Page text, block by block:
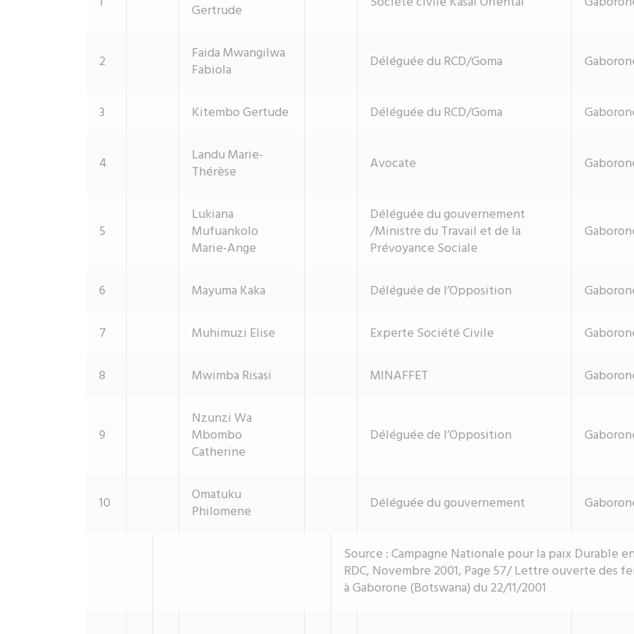
Gertrude
2
Faida Mwangilwa
Fabiola
Déléguée du RCD/Goma
3 Kitembo Gertude Déléguée du RCD/Goma
4
Landu Marie-
Thérèse
Avocate
5
Lukiana
Mufuankolo
Marie-Ange
Déléguée du gouvernement
/Ministre du Travail et de la
Prévoyance Sociale
6 Mayuma Kaka Déléguée de l’Opposition
7 Muhimuzi Elise Experte Société Civile
8 Mwimba Risasi MINAFFET
9
Nzunzi Wa
Mbombo
Catherine
Déléguée de l’Opposition
10
Omatuku
Philomene
Déléguée du gouvernement
Source : Campagne Nationale pour la paix Durable
RDC, Novembre 2001, Page 57/ Lettre ouverte des
à Gaborone (Botswana) du 22/11/2001